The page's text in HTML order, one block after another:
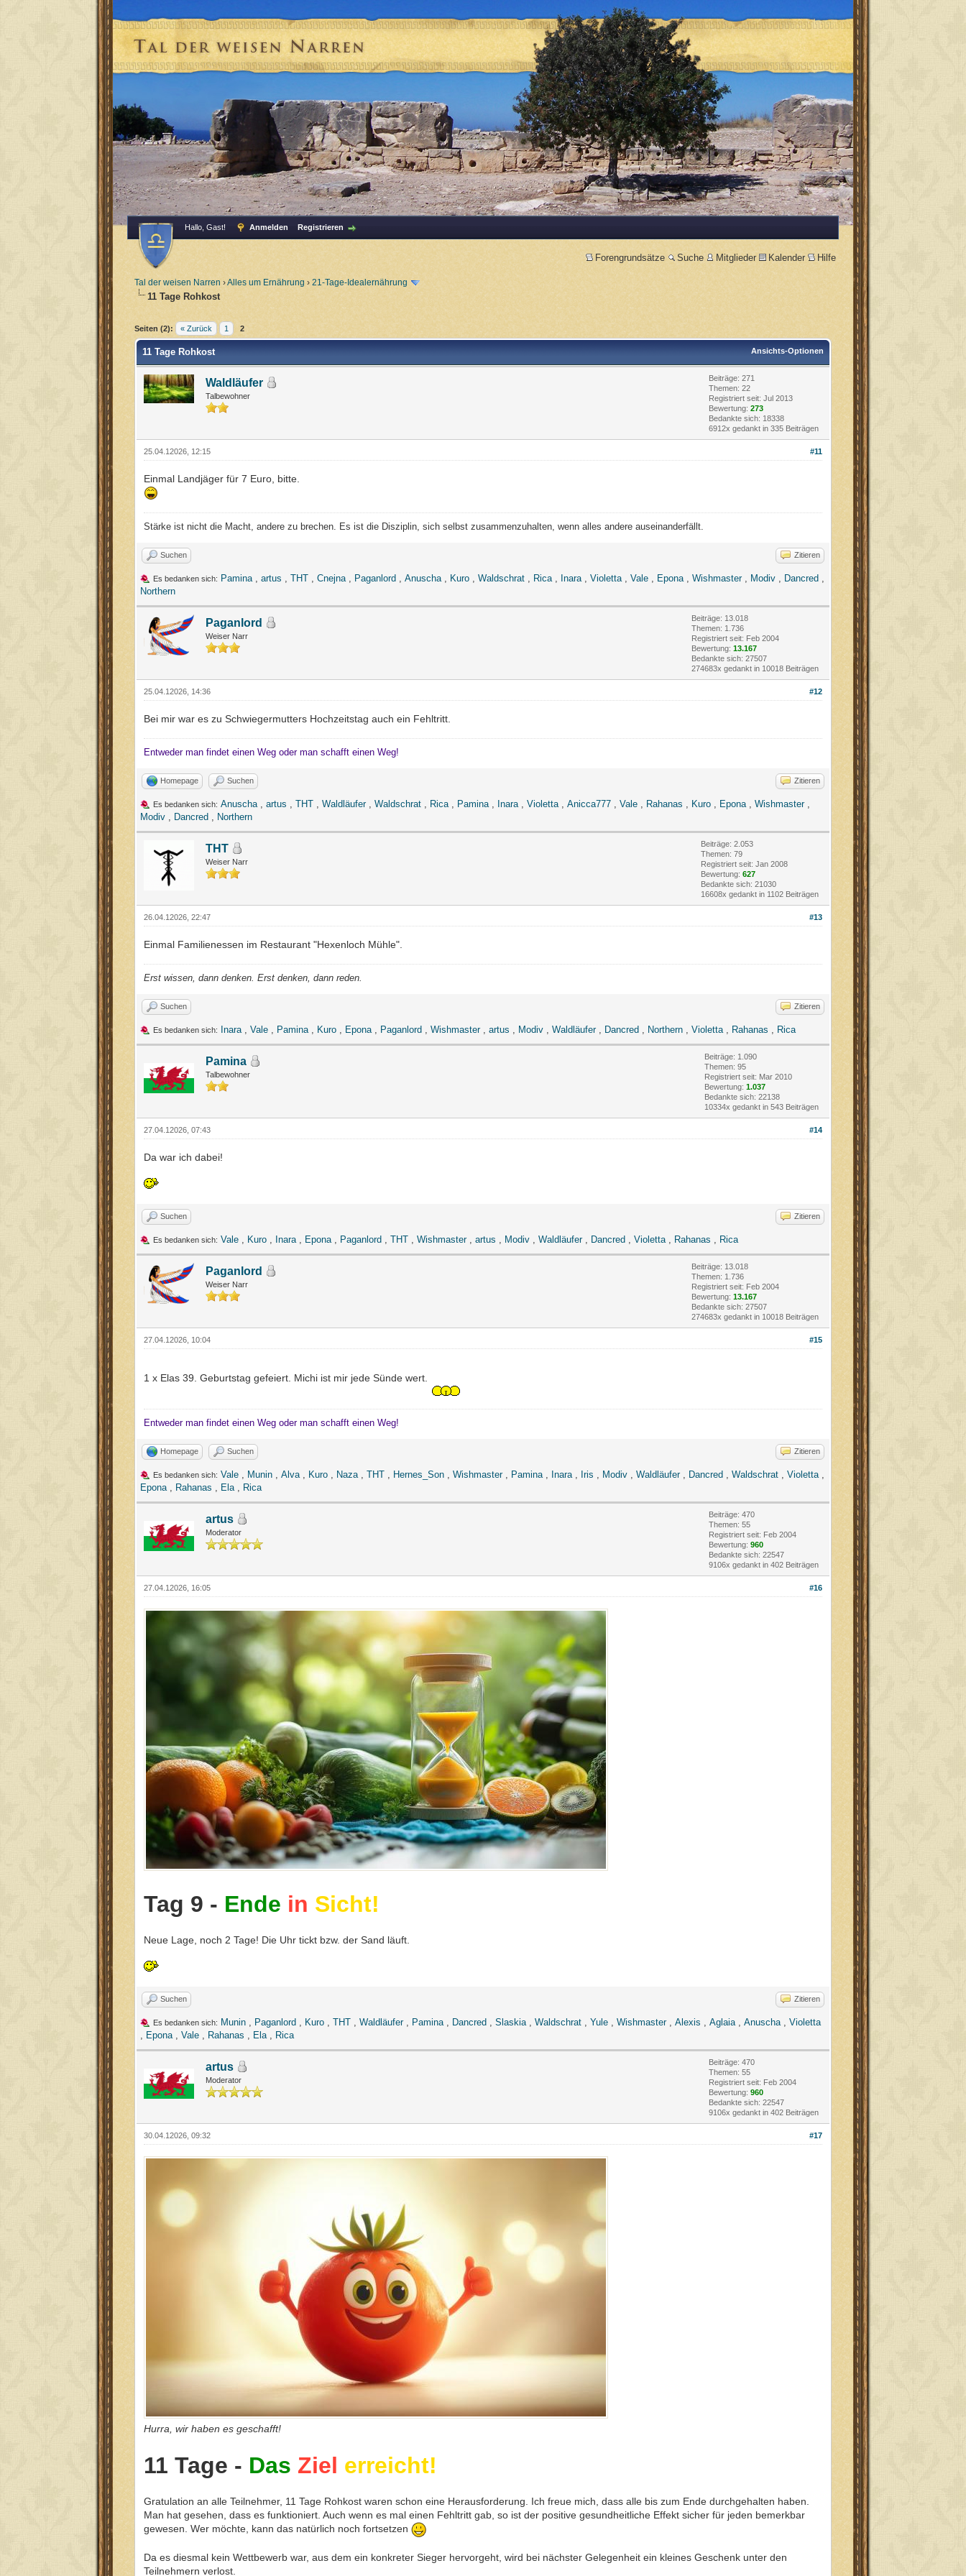
Hallo, Gast! Anmelden Registrieren
Forengrundsätze Suche Mitglieder Kalender Hilfe
Tal der weisen Narren ›Alles um Ernährung › 21-Tage-Idealernährung
11 Tage Rohkost
Seiten (2): « Zurück 1 2
Ansichts-Optionen
11 Tage Rohkost
Waldläufer
Talbewohner
Beiträge: 271
Themen: 22
Registriert seit: Jul 2013
Bewertung: 273
Bedankte sich: 18338
6912x gedankt in 335 Beiträgen
#11
25.04.12026, 12:15
Einmal Landjäger für 7 Euro, bitte.
Stärke ist nicht die Macht, andere zu brechen. Es ist die Disziplin, sich selbst zusammenzuhalten, wenn alles andere auseinanderfällt.
Suchen Zitieren
Es bedanken sich: Pamina artus THT Cnejna Paganlord Anuscha Kuro Waldschrat Rica Inara Violetta Vale Epona Wishmaster, Modiv Dancred
Northern
Paganlord
Weiser Narr
Beiträge: 13.018
Themen: 1.736
Registriert seit: Feb 2004
Bewertung: 13.167
Bedankte sich: 27507
274683x gedankt in 10018 Beiträgen
#12
25.04.12026, 14:36
Bei mir war es zu Schwiegermutters Hochzeitstag auch ein Fehltritt.
Entweder man findet einen Weg oder man schafft einen Weg!
Homepage Suchen Zitieren
Es bedanken sich: Anuscha artus THT Waldläufer, Waldschrat Rica Pamina Inara Violetta Anicca777 Vale Rahanas Kuro Epona Wishmaster,
Modiv
Dancred Northern
THT
Weiser Narr
Beiträge: 2.053
Themen: 79
Registriert seit: Jan 2008
Bewertung: 627
Bedankte sich: 21030
16608x gedankt in 1102 Beiträgen
#13
26.04.12026, 22:47
Einmal Familienessen im Restaurant "Hexenloch Mühle".
Erst wissen, dann denken. Erst denken, dann reden.
Suchen Zitieren
Es bedanken sich: Inara Vale Pamina Kuro Epona Paganlord Wishmaster, artus Modiv Waldläufer, Dancred Northern Violetta Rahanas Rica
Pamina
Talbewohner
Beiträge: 1.090
Themen: 95
Registriert seit: Mar 2010
Bewertung: 1.037
Bedankte sich: 22138
10334x gedankt in 543 Beiträgen
#14
27.04.12026, 07:43
Da war ich dabei!
Suchen Zitieren
Es bedanken sich: Vale Kuro Inara Epona Paganlord THT Wishmaster, artus Modiv Waldläufer, Dancred Violetta Rahanas Rica
Paganlord
Weiser Narr
Beiträge: 13.018
Themen: 1.736
Registriert seit: Feb 2004
Bewertung: 13.167
Bedankte sich: 27507
274683x gedankt in 10018 Beiträgen
#15
27.04.12026, 10:04
1 x Elas 39. Geburtstag gefeiert. Michi ist mir jede Sünde wert.
Entweder man findet einen Weg oder man schafft einen Weg!
Homepage Suchen Zitieren
Es bedanken sich: Vale Munin Alva Kuro Naza THT Hernes_Son Wishmaster, Pamina Inara Iris Modiv Waldläufer, Dancred Waldschrat Violetta
Epona
Rahanas Ela Rica
artus
Moderator
Beiträge: 470
Themen: 55
Registriert seit: Feb 2004
Bewertung: 960
Bedankte sich: 22547
9106x gedankt in 402 Beiträgen
#16
27.04.12026, 16:05
Tag 9 - Ende in Sicht!
Neue Lage, noch 2 Tage! Die Uhr tickt bzw. der Sand läuft.
Suchen Zitieren
Es bedanken sich: Munin Paganlord Kuro THT Waldläufer, Pamina Dancred Slaskia Waldschrat Yule Wishmaster, Alexis Aglaia Anuscha
Violetta
Epona Vale Rahanas Ela Rica
artus
Moderator
Beiträge: 470
Themen: 55
Registriert seit: Feb 2004
Bewertung: 960
Bedankte sich: 22547
9106x gedankt in 402 Beiträgen
#17
30.04.12026, 09:32
Hurra, wir haben es geschafft!
11 Tage - Das Ziel erreicht!
Gratulation an alle Teilnehmer, 11 Tage Rohkost waren schon eine Herausforderung. Ich freue mich, dass alle bis zum Ende durchgehalten haben.
Man hat gesehen, dass es funktioniert. Auch wenn es mal einen Fehltritt gab, so ist der positive gesundheitliche Effekt sicher für jeden bemerkbar
gewesen. Wer möchte, kann das natürlich noch fortsetzen
Da es diesmal kein Wettbewerb war, aus dem ein konkreter Sieger hervorgeht, wird bei nächster Gelegenheit ein kleines Geschenk unter den
Teilnehmern verlost.